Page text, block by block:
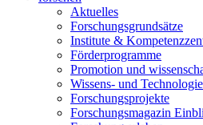
Aktuelles
Forschungsgrundsätze
Institute &
Förderprogramme
Promotion und
Wissens- und
Forschungsprojekte
Forschungsmagazin